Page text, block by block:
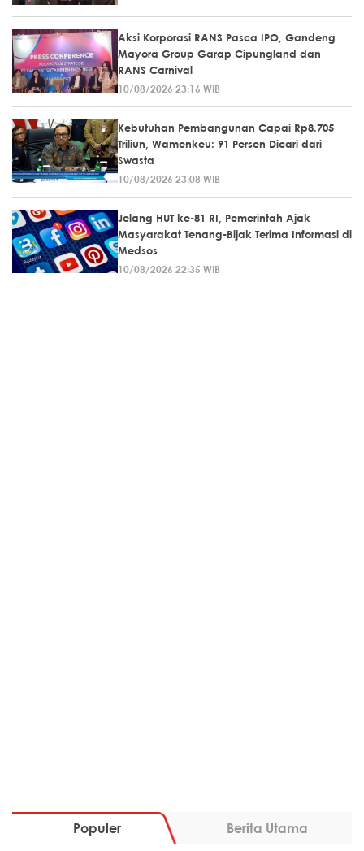
Aksi Korporasi RANS Pasca IPO, Gandeng
Mayora Group Garap Cipungland dan
RANS Carnival
10/08/2026 23:16 WIB
Kebutuhan Pembangunan Capai Rp8.705
Triliun, Wamenkeu: 91 Persen Dicari dari
Swasta
10/08/2026 23:08 WIB
Jelang HUT ke-81 RI, Pemerintah Ajak
Masyarakat Tenang-Bijak Terima Informasi di
Medsos
10/08/2026 22:35 WIB
Populer Berita Utama